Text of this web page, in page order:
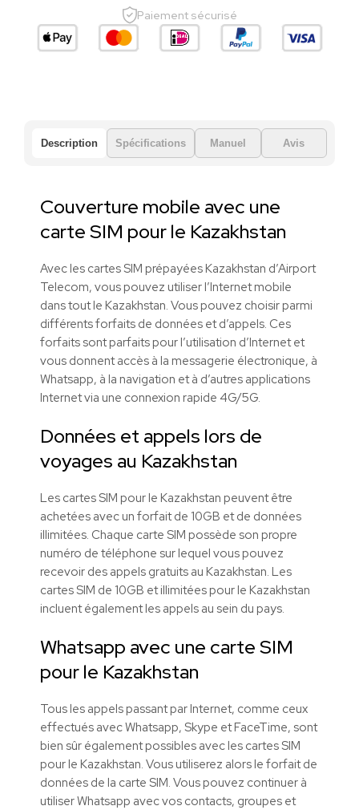
Paiement sécurisé
Description Spécifications Manuel Avis
Couverture mobile avec une
carte SIM pour le Kazakhstan
Avec les cartes SIM prépayées Kazakhstan d’Airport
Telecom, vous pouvez utiliser l’Internet mobile
dans tout le Kazakhstan. Vous pouvez choisir parmi
différents forfaits de données et d’appels. Ces
forfaits sont parfaits pour l’utilisation d’Internet et
vous donnent accès à la messagerie électronique, à
Whatsapp, à la navigation et à d’autres applications
Internet via une connexion rapide 4G/5G.
Données et appels lors de
voyages au Kazakhstan
Les cartes SIM pour le Kazakhstan peuvent être
achetées avec un forfait de 10GB et de données
illimitées. Chaque carte SIM possède son propre
numéro de téléphone sur lequel vous pouvez
recevoir des appels gratuits au Kazakhstan. Les
cartes SIM de 10GB et illimitées pour le Kazakhstan
incluent également les appels au sein du pays.
Whatsapp avec une carte SIM
pour le Kazakhstan
Tous les appels passant par Internet, comme ceux
effectués avec Whatsapp, Skype et FaceTime, sont
bien sûr également possibles avec les cartes SIM
pour le Kazakhstan. Vous utiliserez alors le forfait de
données de la carte SIM. Vous pouvez continuer à
utiliser Whatsapp avec vos contacts, groupes et